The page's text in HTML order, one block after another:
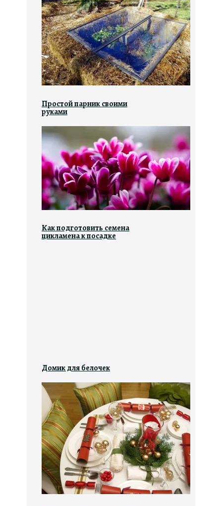
Простой парник своими
руками
Как подготовить семена
цикламена к посадке
Домик для белочек